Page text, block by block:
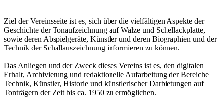
Ziel der Vereinsseite ist es, sich über die vielfältigen Aspekte der
Geschichte der Tonaufzeichnung auf Walze und Schellackplatte,
sowie deren Abspielgeräte, Künstler und deren Biographien und der
Technik der Schallauszeichnung informieren zu können.
Das Anliegen und der Zweck dieses Vereins ist es, den digitalen
Erhalt, Archivierung und redaktionelle Aufarbeitung der Bereiche
Technik, Künstler, Historie und künstlerischer Darbietungen auf
Tonträgern der Zeit bis ca. 1950 zu ermöglichen.